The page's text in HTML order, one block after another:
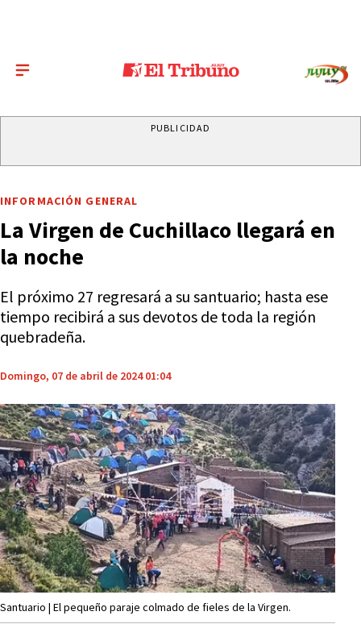
PUBLICIDAD
INFORMACIÓN GENERAL
La Virgen de Cuchillaco llegará en
la noche
El próximo 27 regresará a su santuario; hasta ese
tiempo recibirá a sus devotos de toda la región
quebradeña.
Domingo, 07 de abril de 2024 01:04
Santuario | El pequeño paraje colmado de fieles de la Virgen.